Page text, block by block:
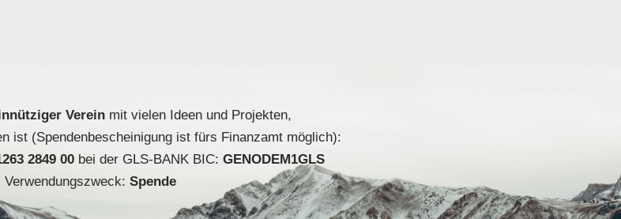
Vereinmit vielen Ideen und Projekten,
ist (Spendenbescheinigung ist fürs Finanzamt möglich):
2849 00 bei der GLS-BANK BIC: GENODEM1GLS
Verwendungszweck: Spende